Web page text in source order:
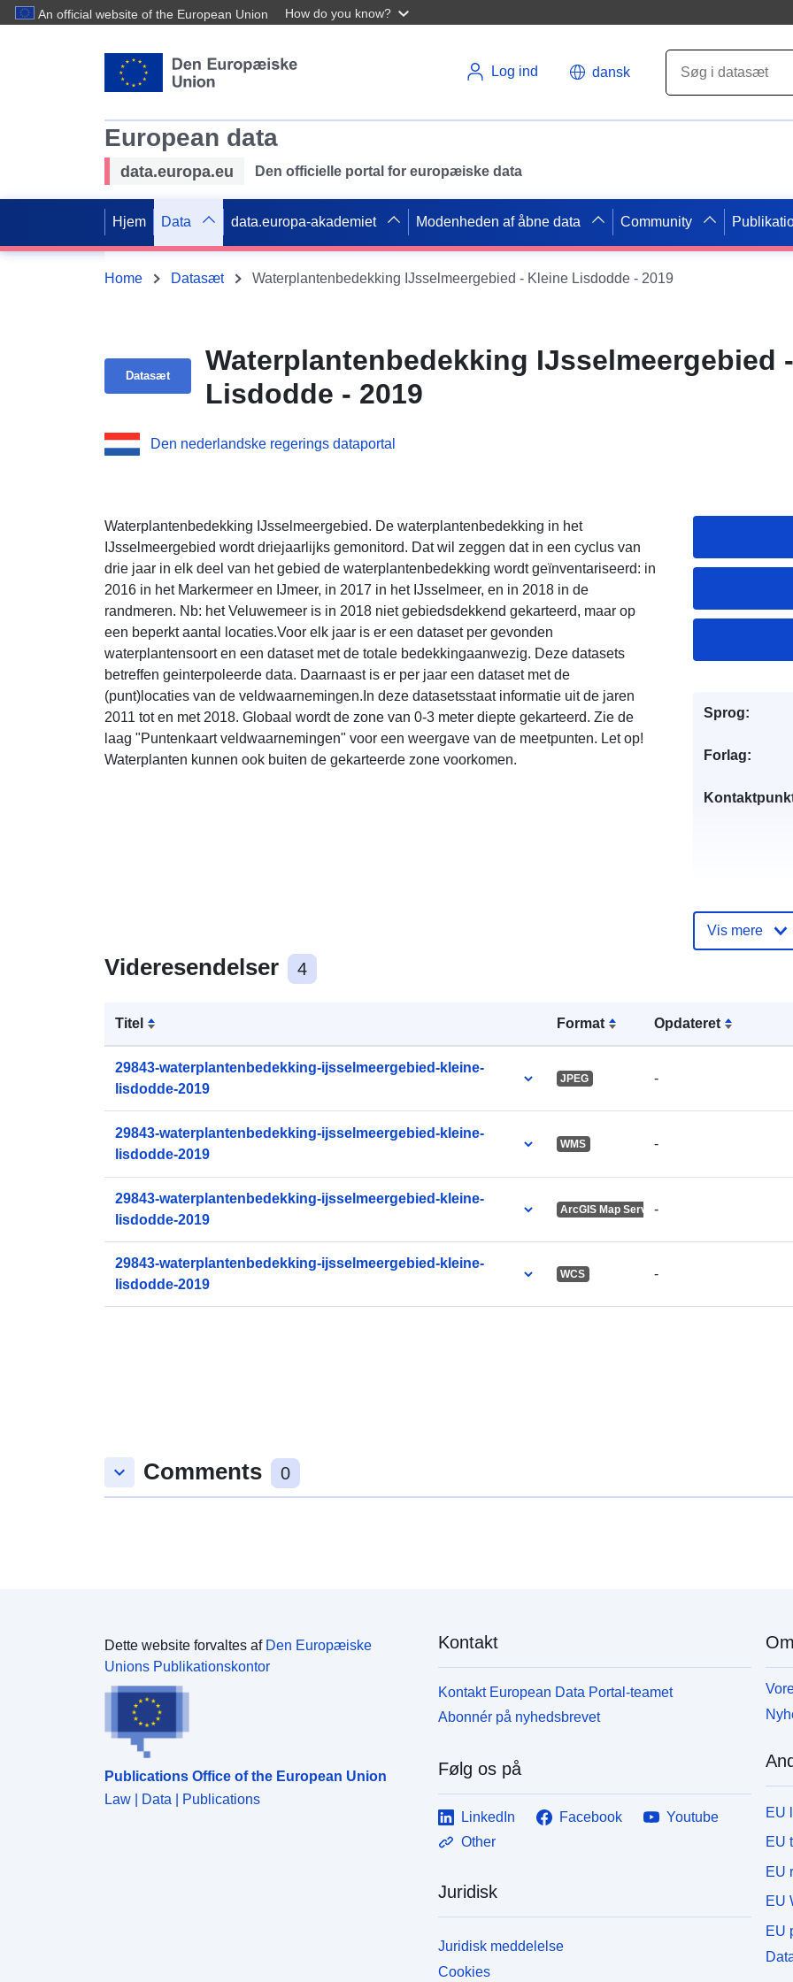
An official website of the European Union How do you know?
Log ind dansk
European data
data.europa.eu Den officielle portal for europæiske data
Hjem Data data.europa-akademiet Modenheden af åbne data Community
Home Datasæt Waterplantenbedekking IJsselmeergebied - Kleine Lisdodde - 2019
Datasæt
Waterplantenbedekking IJsselmeergebied
Lisdodde - 2019
Den nederlandske regerings dataportal
Waterplantenbedekking IJsselmeergebied. De waterplantenbedekking in het
IJsselmeergebied wordt driejaarlijks gemonitord. Dat wil zeggen dat in een cyclus van
drie jaar in elk deel van het gebied de waterplantenbedekking wordt geïnventariseerd: in
2016 in het Markermeer en IJmeer, in 2017 in het IJsselmeer, en in 2018 in de
randmeren. Nb: het Veluwemeer is in 2018 niet gebiedsdekkend gekarteerd, maar op
een beperkt aantal locaties.Voor elk jaar is er een dataset per gevonden
waterplantensoort en een dataset met de totale bedekkingaanwezig. Deze datasets
betreffen geinterpoleerde data. Daarnaast is er per jaar een dataset met de
(punt)locaties van de veldwaarnemingen.In deze datasetsstaat informatie uit de jaren
2011 tot en met 2018. Globaal wordt de zone van 0-3 meter diepte gekarteerd. Zie de
laag "Puntenkaart veldwaarnemingen" voor een weergave van de meetpunten. Let op!
Waterplanten kunnen ook buiten de gekarteerde zone voorkomen.
Videresendelser 4
Titel Format Opdateret
29843-waterplantenbedekking-ijsselmeergebied-kleine-
lisdodde-2019
JPEG -
29843-waterplantenbedekking-ijsselmeergebied-kleine-
lisdodde-2019
WMS -
29843-waterplantenbedekking-ijsselmeergebied-kleine-
lisdodde-2019
ArcGIS Map Service
-
29843-waterplantenbedekking-ijsselmeergebied-kleine-
lisdodde-2019
WCS -
Sprog:
Forlag:
Fortegnelse
kataloger:
uriRef:
Vis mere
keyboard_arrow_down Comments 0
Dette website forvaltes af Den Europæiske
Unions Publikationskontor
Publications Office of the European Union
Law | Data | Publications
Kontakt
Kontakt European Data Portal-teamet
Abonnér på nyhedsbrevet
Følg os på
LinkedIn Facebook
Youtube
Other
Juridisk
Juridisk meddelelse
Cookies
EU
EU
EU
EU
EU